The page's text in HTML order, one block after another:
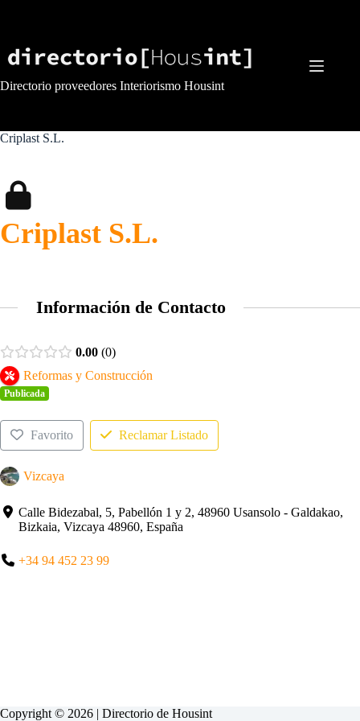
Directorio proveedores Interiorismo Housint
Criplast S.L.
Criplast S.L.
Información de Contacto
0.00 0
Reformas y Construcción
Publicada
Favorito Reclamar Listado
Vizcaya
Calle Bidezabal, 5, Pabellón 1 y 2, 48960 Usansolo - Galdakao,
Bizkaia, Vizcaya 48960, España
+34 94 452 23 99
Copyright © 2026 | Directorio de Housint